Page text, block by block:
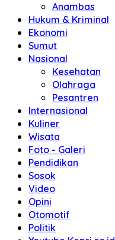
Anambas
Hukum & Kriminal
Ekonomi
Sumut
Nasional
Kesehatan
Olahraga
Pesantren
Internasional
Kuliner
Wisata
Foto - Galeri
Pendidikan
Sosok
Video
Opini
Otomotif
Politik